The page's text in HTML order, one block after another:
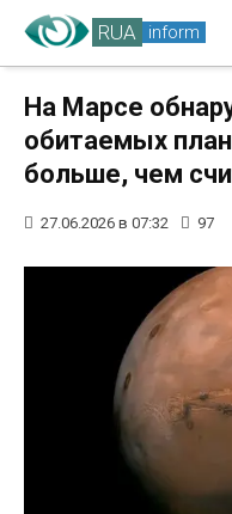
RUA inform
На Марсе
обитаемых
больше, чем
27.06.2026 в 07:32 97